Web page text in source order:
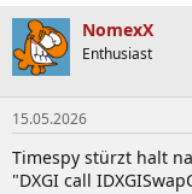
NomexX
Enthusiast
15.05.2026
Timespy stürzt halt
"DXGI call